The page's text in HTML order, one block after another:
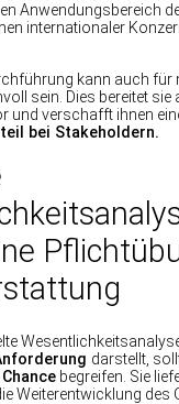
Anwendungsbereich
internationaler
kann auch für
sein. Dies bereitet sie
und verschafft ihnen
bei Stakeholdern.
darstellt,
begreifen. Sie
Weiterentwicklung